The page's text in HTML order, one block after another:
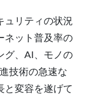
ュリティの状況
ネット普及率の
グ、AI、モノの
技術の急速な
と変容を遂げて